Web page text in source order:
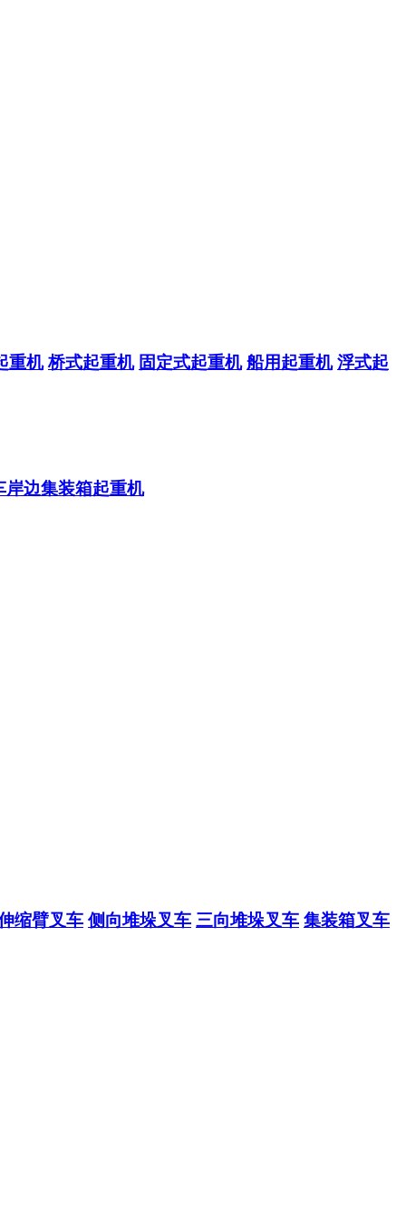
重机 桥式起重机 固定式起重机 船用起重机 浮式起
岸边集装箱起重机
缩臂叉车 侧向堆垛叉车 三向堆垛叉车 集装箱叉车